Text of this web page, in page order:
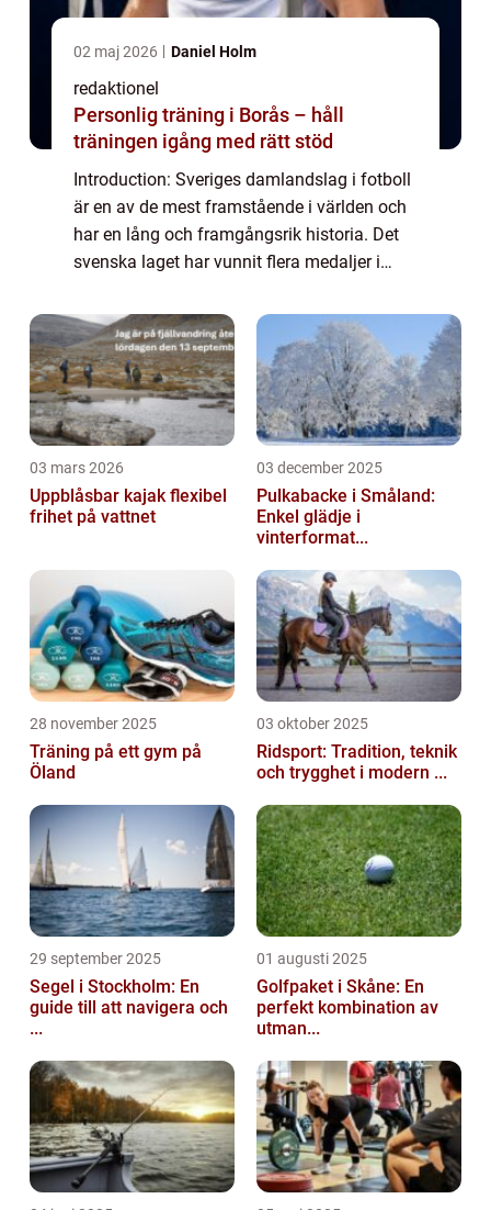
02 maj 2026 Daniel Holm
redaktionel
Personlig träning i Borås – håll
träningen igång med rätt stöd
Introduction: Sveriges damlandslag i fotboll
är en av de mest framstående i världen och
har en lång och framgångsrik historia. Det
svenska laget har vunnit flera medaljer i
många fans både i Sverige och runt...
03 mars 2026
Uppblåsbar kajak flexibel
frihet på vattnet
03 december 2025
Pulkabacke i Småland:
Enkel glädje i
vinterformat...
28 november 2025
Träning på ett gym på
Öland
03 oktober 2025
Ridsport: Tradition, teknik
och trygghet i modern ...
29 september 2025
Segel i Stockholm: En
guide till att navigera och
...
01 augusti 2025
Golfpaket i Skåne: En
perfekt kombination av
utman...